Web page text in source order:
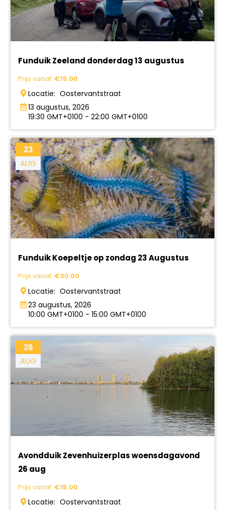
Funduik Zeeland donderdag 13 augustus
Prijs vanaf: €15.00
Locatie: Oostervantstraat
13 augustus, 2026
19:30 GMT+0100 - 22:00 GMT+0100
23
AUG
Funduik Koepeltje op zondag 23 Augustus
Prijs vanaf: €30.00
Locatie: Oostervantstraat
23 augustus, 2026
10:00 GMT+0100 - 15:00 GMT+0100
26
AUG
Avondduik Zevenhuizerplas woensdagavond
26 aug
Prijs vanaf: €15.00
Locatie: Oostervantstraat